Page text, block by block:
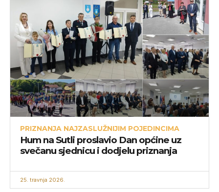
PRIZNANJA NAJZASLUŽNIJIM POJEDINCIMA
Hum na Sutli proslavio Dan općine uz
svečanu sjednicu i dodjelu priznanja
25. travnja 2026.